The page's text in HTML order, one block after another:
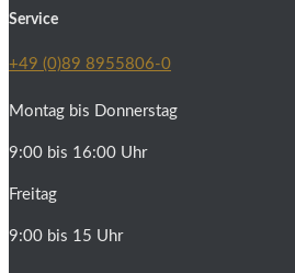
Service
+49 (0)89 8955806-0
Montag bis Donnerstag
9:00 bis 16:00 Uhr
Freitag
9:00 bis 15 Uhr